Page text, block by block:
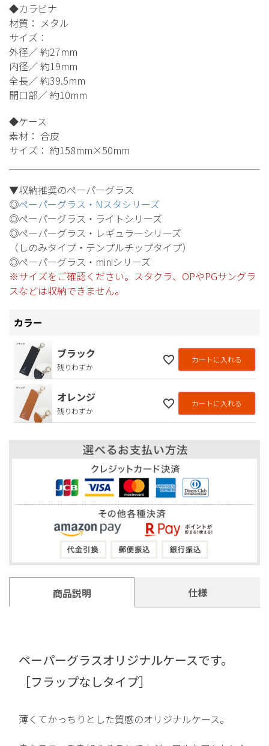
◆カラビナ
材質： メタル
サイズ：
外径／ 約27mm
内径／ 約19mm
全長／ 約39.5mm
開口部／ 約10mm
◆ケース
素材： 合皮
サイズ： 約158mm×50mm
▼収納推奨のペーパーグラス
◎ペーパーグラス・Nスタシリーズ
◎ペーパーグラス・ライトシリーズ
◎ペーパーグラス・レギュラーシリーズ
（しのみタイプ・テンプルチップタイプ）
◎ペーパーグラス・miniシリーズ
※サイズをご確認ください。スタクラ、OPやPGサングラ
スなどは収納できません。
カラー
ブラック
残りわずか
カートに入れる
オレンジ
残りわずか
カートに入れる
商品説明 仕様
ペーパーグラスオリジナルケースです。
［フラップなしタイプ］
薄くてかっちりとした質感のオリジナルケース。